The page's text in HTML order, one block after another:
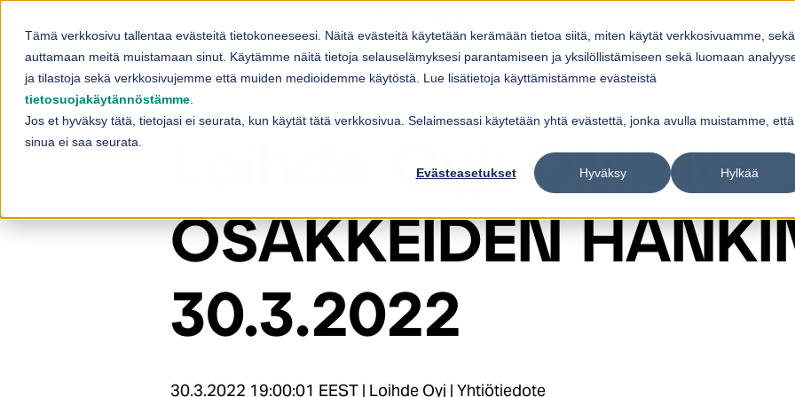
Tämä verkkosivu tallentaa evästeitä tietokoneeseesi. Näitä evästeitä käytetään kerämään tietoa siitä, miten käytät verkkosivuamme, sekä
auttamaan meitä muistamaan sinut. Käytämme näitä tietoja selauselämyksesi parantamiseen ja yksilöllistämiseen sekä luomaan
ja tilastoja sekä verkkosivujemme että muiden medioidemme käytöstä. Lue lisätietoja käyttämistämme evästeistä
tietosuojakäytännöstämme
Jos et hyväksy tätä, tietojasi ei seurata, kun käytät tätä verkkosivua. Selaimessasi käytetään yhtä evästettä, jonka avulla muistamme, että
sinua ei saa seurata.
Evästeasetukset Hyväksy Hylkää
Palvelut Show submenu forPalvelut
RatkaisutShow submenu forRatkaisut
Referenssit Ajankohtaista
Loihde Oyj: OMIEN
OSAKKEIDEN
30.3.2022
30.3.2022 19:00:01 EEST | Loihde Oyj | Yhtiötiedote